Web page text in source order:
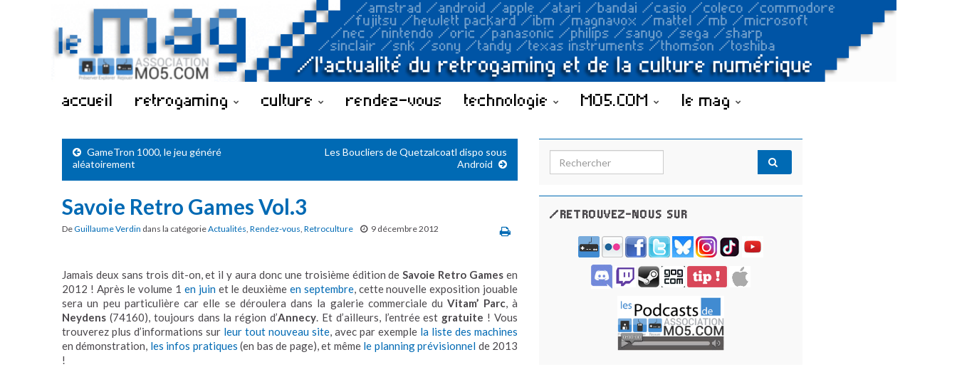
accueil retrogaming culture rendez-vous technologie MO5.COM le mag
GameTron 1000, le jeu généré
aléatoirement
Les Boucliers de Quetzalcoatl dispo sous
Android
Savoie Retro Games Vol.3
DeGuillaume Verdin dans la catégorieActualités, Rendez-vous, Retroculture 9 décembre 2012
Jamais deux sans trois dit-on, et il y aura donc une troisième édition deSavoie Retro Games en
2012 ! Après le volume 1 en juinet le deuxième en septembre, cette nouvelle exposition jouable
sera un peu particulière car elle se déroulera dans la galerie commerciale duVitam’ Parc, à
Neydens (74160), toujours dans la région d’Annecy. Et d’ailleurs, l’entrée est gratuite ! Vous
trouverez plus d’informations sur leur tout nouveau site, avec par exemple la liste des machines
en démonstration, les infos pratiques (en bas de page), et même le planning prévisionnel de 2013
!
Search for:
/RETROUVEZ-NOUS SUR